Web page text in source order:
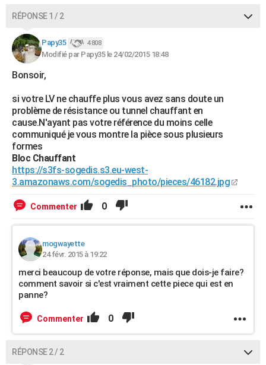
Carte de Noël
Carte Bonne année
Carte Saint-Valentin
Carte Pâques
Carte d'anniversaire
DICTIONNAIRE
Dictionnaire
Biographies
Citations
Expressions
Proverbes
PROGRAMME TV
FORUM
Bricolage
Lifestyle
Culture
Sport
Auto
Television
Voyage
Cinema
RÉPONSE 1 / 2
Papy35 4 808
Modifié par Papy35 le 24/02/2015 18:48
Bonsoir,
si votre LV ne chauffe plus vous avez sans doute un
problème de résistance ou tunnel chauffant en
cause.N'ayant pas votre référence du moins celle
communiqué je vous montre la pièce sous plusieurs
formes
Bloc Chauffant
https://s3fs-sogedis.s3.eu-west-
3.amazonaws.com/sogedis_photo/pieces/46182.jpg
Commenter 0
mogwayette
24 févr. 2015 à 19:22
merci beaucoup de votre réponse, mais que dois-je faire?
comment savoir si c'est vraiment cette piece qui est en
panne?
Commenter 0
RÉPONSE 2 / 2